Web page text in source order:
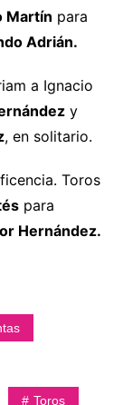
Martín para
Adrián.
a Ignacio
y
, en solitario.
Toros
para
Hernández.
Toros